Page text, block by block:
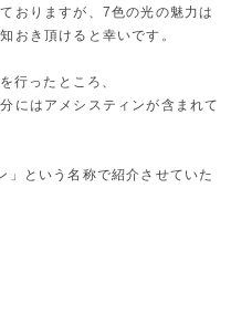
おりますが、7色の光の魅力は
おき頂けると幸いです。
行ったところ、
にはアメシスティンが含まれて
」という名称で紹介させていた